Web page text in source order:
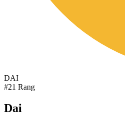
DAI
#21 Rang
Dai